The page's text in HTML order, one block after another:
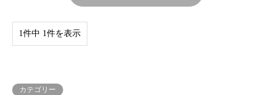
1件中 1件を表示
カテゴリー